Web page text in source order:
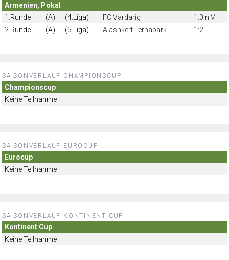
Armenien, Pokal
1.Runde
(A) (4.Liga) FC Vardarig
1:0 n.V.
2.Runde
(A) (5.Liga) Alashkert Lernapark 1:2
SAISONVERLAUF CHAMPIONSCUP
Championscup
Keine Teilnahme
SAISONVERLAUF EUROCUP
Eurocup
Keine Teilnahme
SAISONVERLAUF KONTINENT CUP
Kontinent Cup
Keine Teilnahme